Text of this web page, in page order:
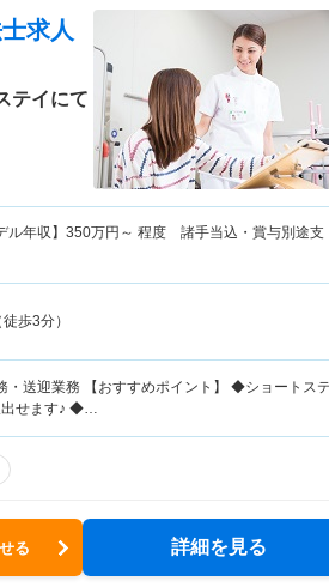
求人
テイにて
年収】 350万円～ 程度 諸手当込・賞与別途支
歩3分）
・送迎業務 【おすすめポイント】 ◆ショートステ
出せます♪ ◆…
る 詳細を見る